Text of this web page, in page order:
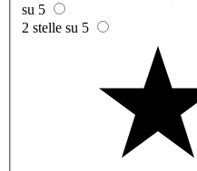
su 5
2 stelle su 5